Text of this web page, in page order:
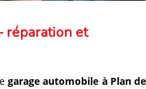
réparation et
garage automobile à Plan de